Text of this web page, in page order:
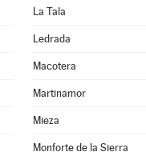
La Tala
Ledrada
Macotera
Martinamor
Mieza
Monforte de la Sierra